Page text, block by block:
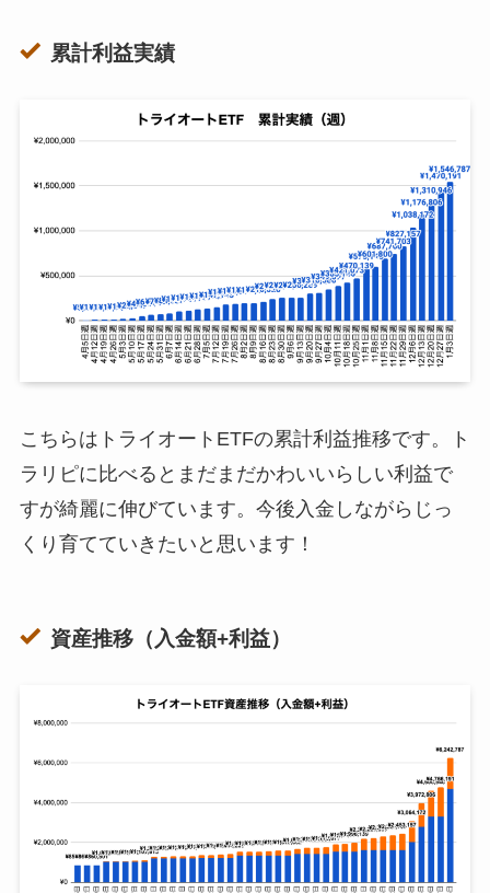
累計利益実績
こちらはトライオートETFの累計利益推移です。ト
ラリピに比べるとまだまだかわいいらしい利益で
すが綺麗に伸びています。今後入金しながらじっ
くり育てていきたいと思います！
資産推移（入金額+利益）